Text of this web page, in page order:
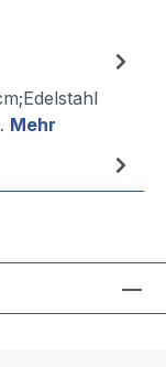
Mehr